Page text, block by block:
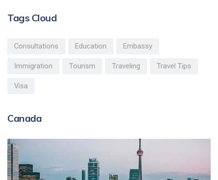
Tags Cloud
Consultations Education Embassy
Immigration Tourism Traveling Travel Tips
Visa
Canada